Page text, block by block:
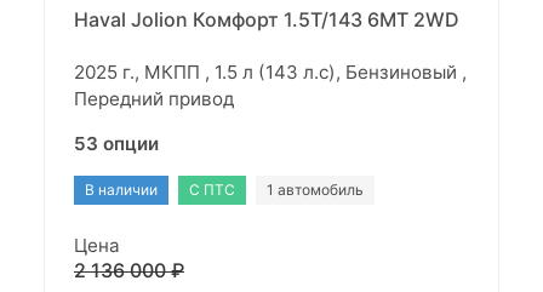
Haval Jolion Комфорт 1.5T/143 6MT 2WD
2025 г., МКПП , 1.5 л (143 л.с), Бензиновый ,
Передний привод
53 опции
В наличии С ПТС 1 автомобиль
Цена
2 136 000 ₽